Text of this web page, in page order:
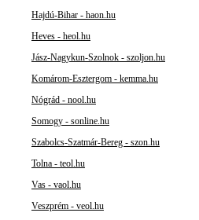
Hajdú-Bihar - haon.hu
Heves - heol.hu
Jász-Nagykun-Szolnok - szoljon.hu
Komárom-Esztergom - kemma.hu
Nógrád - nool.hu
Somogy - sonline.hu
Szabolcs-Szatmár-Bereg - szon.hu
Tolna - teol.hu
Vas - vaol.hu
Veszprém - veol.hu